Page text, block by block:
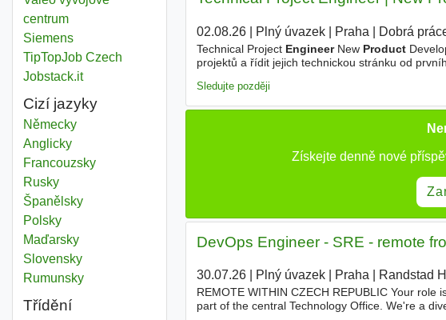
centrum
Siemens
TipTopJob Czech
Jobstack.it
Cizí jazyky
Německy
Anglicky
Francouzsky
Rusky
Španělsky
Polsky
Maďarsky
Slovensky
Rumunsky
Třídění
02.08.26| Plný úvazek| Praha Dobrá
Technical Project EngineerNew Product
projektů a řídit jejich technickou stránku od
Sledujte později
Získejte denně nové
DevOps Engineer - SRE - remote
30.07.26| Plný úvazek| Praha| Randstad
REMOTE WITHIN CZECH REPUBLIC Your
part of the central Technology Office. We're a